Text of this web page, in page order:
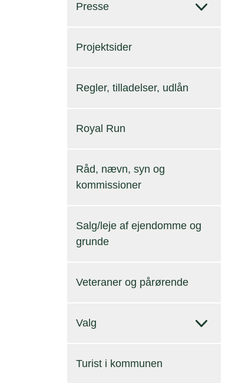
Presse
Projektsider
Regler, tilladelser, udlån
Royal Run
Råd, nævn, syn og
kommissioner
Salg/leje af ejendomme og
grunde
Veteraner og pårørende
Valg
Turist i kommunen